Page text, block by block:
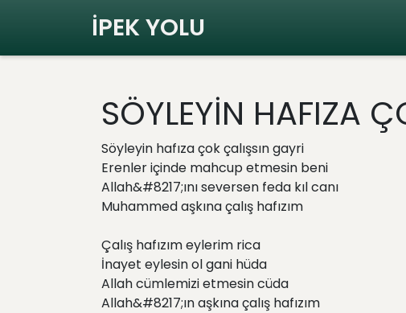
İPEK YOLU
SÖYLEYİN HAFIZA
Söyleyin hafıza çok çalışsın gayri
Erenler içinde mahcup etmesin beni
Allah&#8217;ını seversen feda kıl canı
Muhammed aşkına çalış hafızım
Çalış hafızım eylerim rica
İnayet eylesin ol gani hüda
Allah cümlemizi etmesin cüda
Allah&#8217;ın aşkına çalış hafızım